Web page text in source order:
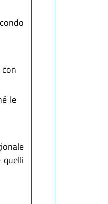
le